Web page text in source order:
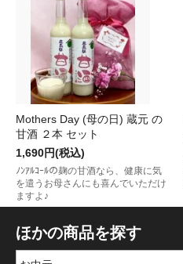
Mothers Day (母の日) 蔵元 の
甘酒 ２本 セット
1,690円(税込)
ﾉﾝｱﾙｺｰﾙの麹の甘酒なら、健康に気
を遣うお母さんにも喜んでいただけ
ますよ♪
ほかの商品を探す